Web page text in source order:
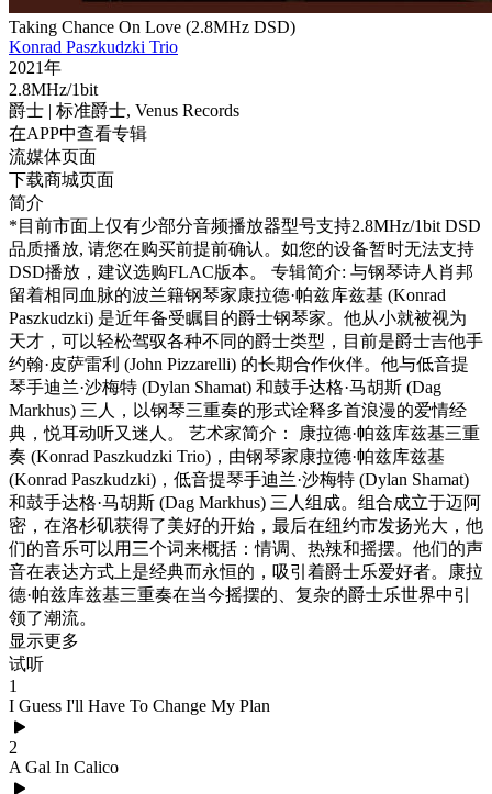
Taking Chance On Love (2.8MHz DSD)
Konrad Paszkudzki Trio
2021年
2.8MHz/1bit
爵士 | 标准爵士, Venus Records
在APP中查看专辑
流媒体页面
下载商城页面
简介
*目前市面上仅有少部分音频播放器型号支持2.8MHz/1bit DSD
品质播放, 请您在购买前提前确认。如您的设备暂时无法支持
DSD播放，建议选购FLAC版本。 专辑简介: 与钢琴诗人肖邦
留着相同血脉的波兰籍钢琴家康拉德·帕兹库兹基 (Konrad
Paszkudzki) 是近年备受瞩目的爵士钢琴家。他从小就被视为
天才，可以轻松驾驭各种不同的爵士类型，目前是爵士吉他手
约翰·皮萨雷利 (John Pizzarelli) 的长期合作伙伴。他与低音提
琴手迪兰·沙梅特 (Dylan Shamat) 和鼓手达格·马胡斯 (Dag
Markhus) 三人，以钢琴三重奏的形式诠释多首浪漫的爱情经
典，悦耳动听又迷人。 艺术家简介： 康拉德·帕兹库兹基三重
奏 (Konrad Paszkudzki Trio)，由钢琴家康拉德·帕兹库兹基
(Konrad Paszkudzki)，低音提琴手迪兰·沙梅特 (Dylan Shamat)
和鼓手达格·马胡斯 (Dag Markhus) 三人组成。组合成立于迈阿
密，在洛杉矶获得了美好的开始，最后在纽约市发扬光大，他
们的音乐可以用三个词来概括：情调、热辣和摇摆。他们的声
音在表达方式上是经典而永恒的，吸引着爵士乐爱好者。康拉
德·帕兹库兹基三重奏在当今摇摆的、复杂的爵士乐世界中引
领了潮流。
显示更多
试听
1
I Guess I'll Have To Change My Plan
2
A Gal In Calico